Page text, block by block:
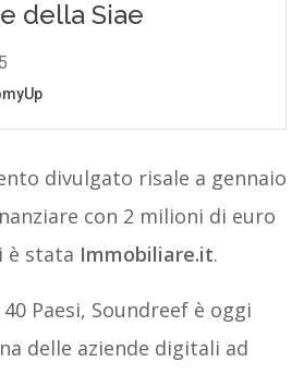
divulgato risale a gennaio
con 2 milioni di euro
è stata Immobiliare.it.
Paesi, Soundreef è oggi
delle aziende digitali ad